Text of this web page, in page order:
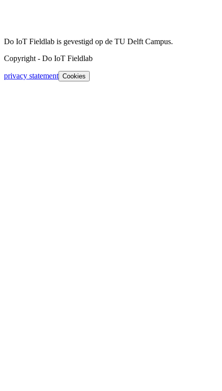
Do IoT Fieldlab is gevestigd op de TU Delft Campus.
Copyright - Do IoT Fieldlab
privacy statement Cookies